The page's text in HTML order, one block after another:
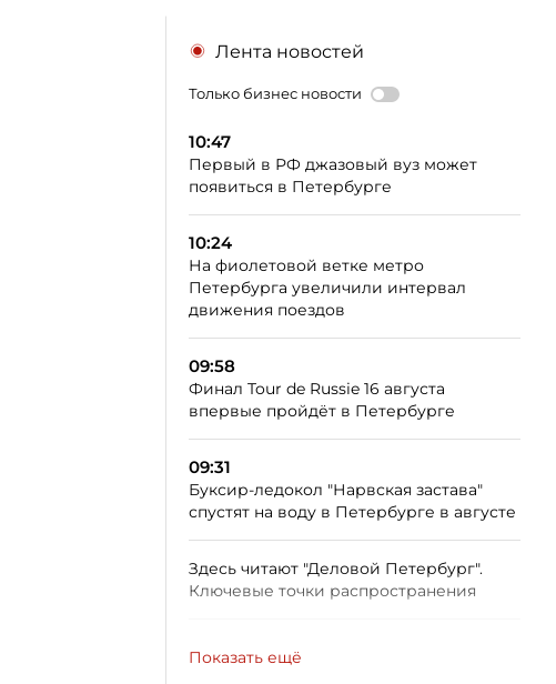
Лента новостей
Только бизнес новости
10:47
Первый в РФ джазовый вуз может
появиться в Петербурге
10:24
На фиолетовой ветке метро
Петербурга увеличили интервал
движения поездов
09:58
Финал Tour de Russie 16 августа
впервые пройдёт в Петербурге
09:31
Буксир-ледокол "Нарвская застава"
спустят на воду в Петербурге в августе
Здесь читают "Деловой Петербург".
Ключевые точки распространения
Показать ещё